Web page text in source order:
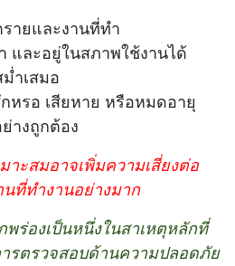
ายและงานที่ทำ
และอยู่ในสภาพใช้งานได้
ำเสมอ
หรอ เสียหาย หรือหมดอายุ
างถูกต้อง
าะสมอาจเพิ่มความเสี่ยงต่อ
นที่ทำงานอย่างมาก
พร่องเป็นหนึ่งในสาเหตุหลักที่
รตรวจสอบด้านความปลอดภัย